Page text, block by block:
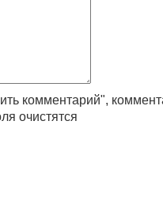
комментарий",
очистятся